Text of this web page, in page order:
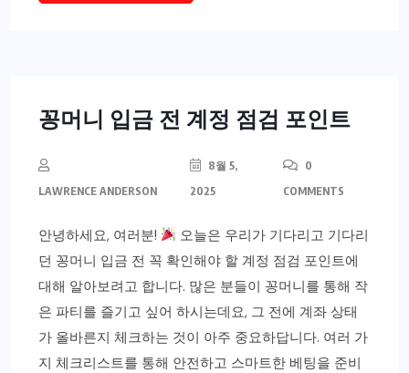
꽁머니 입금 전 계정 점검 포인트
LAWRENCE ANDERSON
8월 5,
2025
0
COMMENTS
안녕하세요, 여러분!
오늘은 우리가 기다리고 기다리
던 꽁머니 입금 전 꼭 확인해야 할 계정 점검 포인트에
대해 알아보려고 합니다. 많은 분들이 꽁머니를 통해 작
은 파티를 즐기고 싶어 하시는데요, 그 전에 계좌 상태
가 올바른지 체크하는 것이 아주 중요하답니다. 여러 가
지 체크리스트를 통해 안전하고 스마트한 베팅을 준비